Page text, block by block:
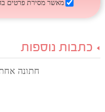
מאשר מסירת פרטים
כתבות נוספות
חתונה